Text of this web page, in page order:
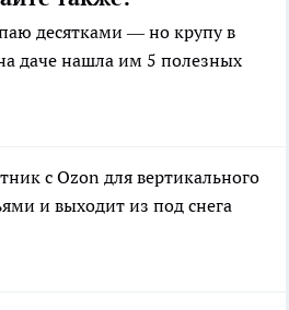
десятками — но крупу в
даче нашла им 5 полезных
с Ozon для вертикального
и выходит из под снега